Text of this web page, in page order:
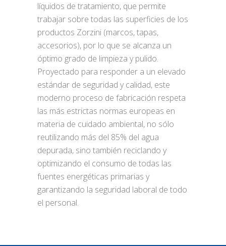
líquidos de tratamiento, que permite
trabajar sobre todas las superficies de los
productos Zorzini (marcos, tapas,
accesorios), por lo que se alcanza un
óptimo grado de limpieza y pulido.
Proyectado para responder a un elevado
estándar de seguridad y calidad, este
moderno proceso de fabricación respeta
las más estrictas normas europeas en
materia de cuidado ambiental, no sólo
reutilizando más del 85% del agua
depurada, sino también reciclando y
optimizando el consumo de todas las
fuentes energéticas primarias y
garantizando la seguridad laboral de todo
el personal.